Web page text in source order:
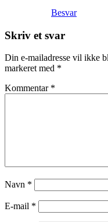
Besvar
Skriv et svar
Din e-mailadresse vil ikke
markeret med *
Kommentar *
Navn *
E-mail *